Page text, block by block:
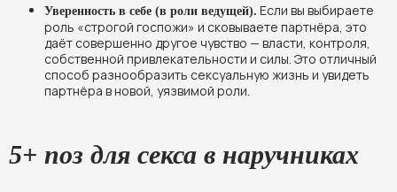
Уверенность в себе (в роли ведущей). Если вы выбираете
роль «строгой госпожи» и сковываете партнёра, это
даёт совершенно другое чувство — власти, контроля,
собственной привлекательности и силы. Это отличный
способ разнообразить сексуальную жизнь и увидеть
партнёра в новой, уязвимой роли.
5+ поз для секса в наручниках